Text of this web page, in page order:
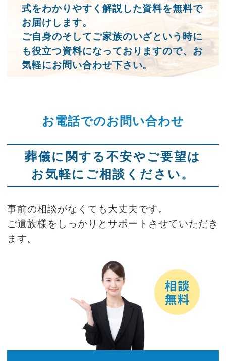
式をわかりやすく解説した資料を無料で
お届けします。
ご自身のそしてご家族のいざという時に
も役立つ資料になっておりますので、お
気軽にお問い合わせ下さい。
お電話でのお問い合わせ
葬儀に関する不安やご要望は
お気軽にご相談ください。
事前の相談がなくても大丈夫です。
ご遺族様をしっかりとサポートさせていただき
ます。